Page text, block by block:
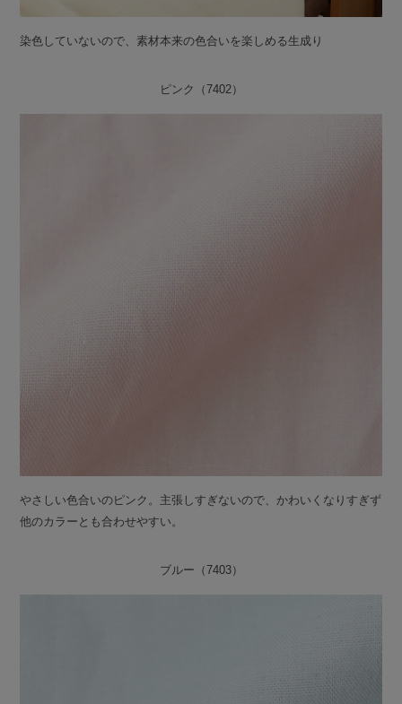
染色していないので、素材本来の色合いを楽しめる生成り
ピンク（7402）
やさしい色合いのピンク。主張しすぎないので、かわいくなりすぎず
他のカラーとも合わせやすい。
ブルー（7403）